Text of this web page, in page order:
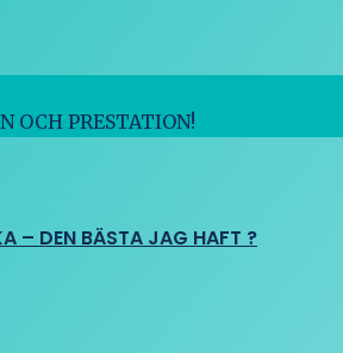
OCH PRESTATION!
– DEN BÄSTA JAG HAFT ?